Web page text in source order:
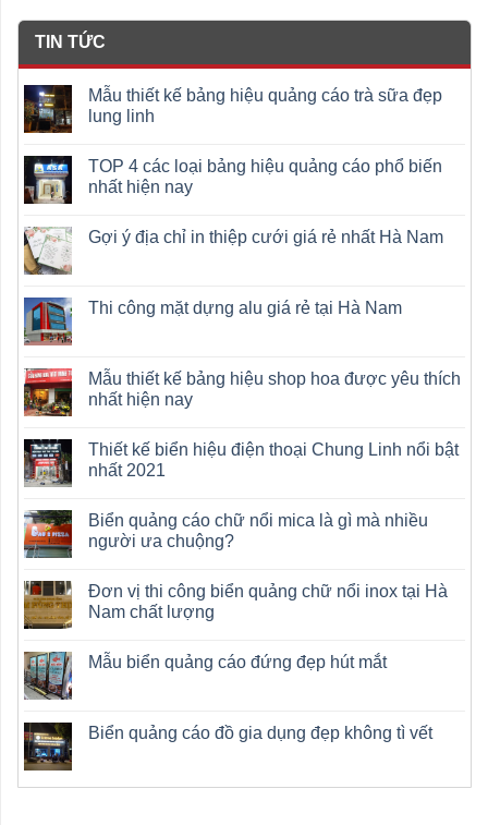
TIN TỨC
Mẫu thiết kế bảng hiệu quảng cáo trà sữa đẹp
lung linh
TOP 4 các loại bảng hiệu quảng cáo phổ biến
nhất hiện nay
Gợi ý địa chỉ in thiệp cưới giá rẻ nhất Hà Nam
Thi công mặt dựng alu giá rẻ tại Hà Nam
Mẫu thiết kế bảng hiệu shop hoa được yêu thích
nhất hiện nay
Thiết kế biển hiệu điện thoại Chung Linh nổi bật
nhất 2021
Biển quảng cáo chữ nổi mica là gì mà nhiều
người ưa chuộng?
Đơn vị thi công biển quảng chữ nổi inox tại Hà
Nam chất lượng
Mẫu biển quảng cáo đứng đẹp hút mắt
Biển quảng cáo đồ gia dụng đẹp không tì vết